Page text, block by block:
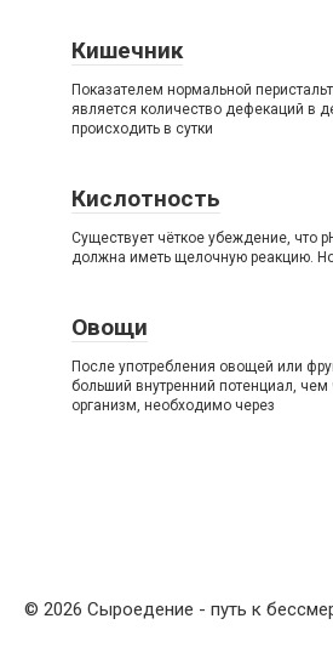
Кишечник
Показателем нормальной
является количество дефекаций в
происходить в сутки
Кислотность
Существует чёткое убеждение, что
должна иметь щелочную реакцию.
Овощи
После употребления овощей или
больший внутренний потенциал, чем
организм, необходимо через
© 2026 Сыроедение - путь к